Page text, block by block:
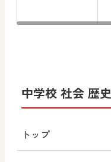
中学校 社会 歴史
トップ